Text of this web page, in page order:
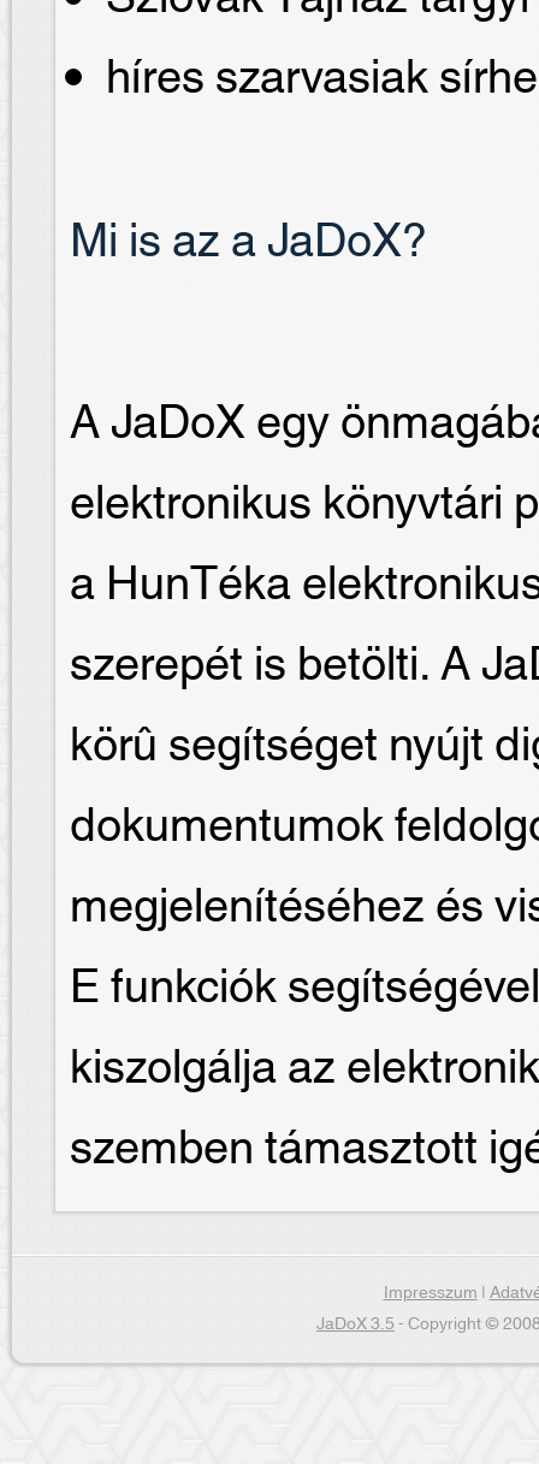
híres szarvasiak
Mi is az a JaDoX?
A JaDoX egy
elektronikus könyvtári
a HunTéka
szerepét is betölti. A
körû segítséget nyújt
dokumentumok
megjelenítéséhez és
E funkciók
kiszolgálja az
szemben támasztott
Impresszum|
JaDoX 3.5- Copyright ©